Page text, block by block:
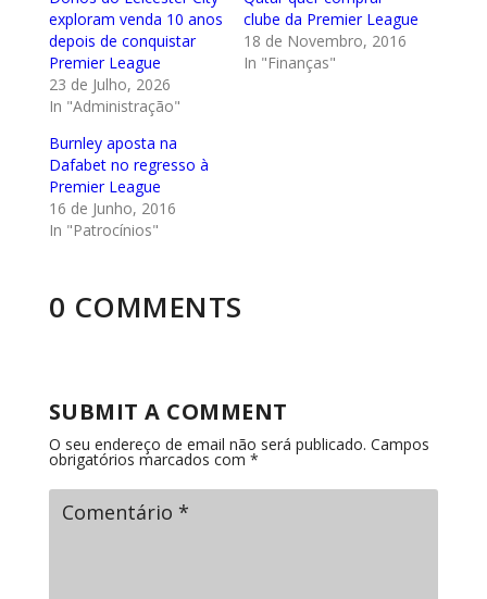
exploram venda 10 anos
depois de conquistar
Premier League
23 de Julho, 2026
In "Administração"
clube da Premier League
18 de Novembro, 2016
In "Finanças"
Burnley aposta na
Dafabet no regresso à
Premier League
16 de Junho, 2016
In "Patrocínios"
0 COMMENTS
SUBMIT A COMMENT
O seu endereço de email não será publicado. Campos
obrigatórios marcados com *